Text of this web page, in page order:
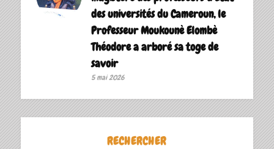
des universités du Cameroun, le
Professeur Moukounè Elombè
Théodore a arboré sa toge de
savoir ‎
5 mai 2026
RECHERCHER